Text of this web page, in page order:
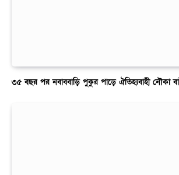
৩৫ বছর পর নবাববাড়ি পুকুর পাড়ে ঐতিহ্যবাহী নৌকা